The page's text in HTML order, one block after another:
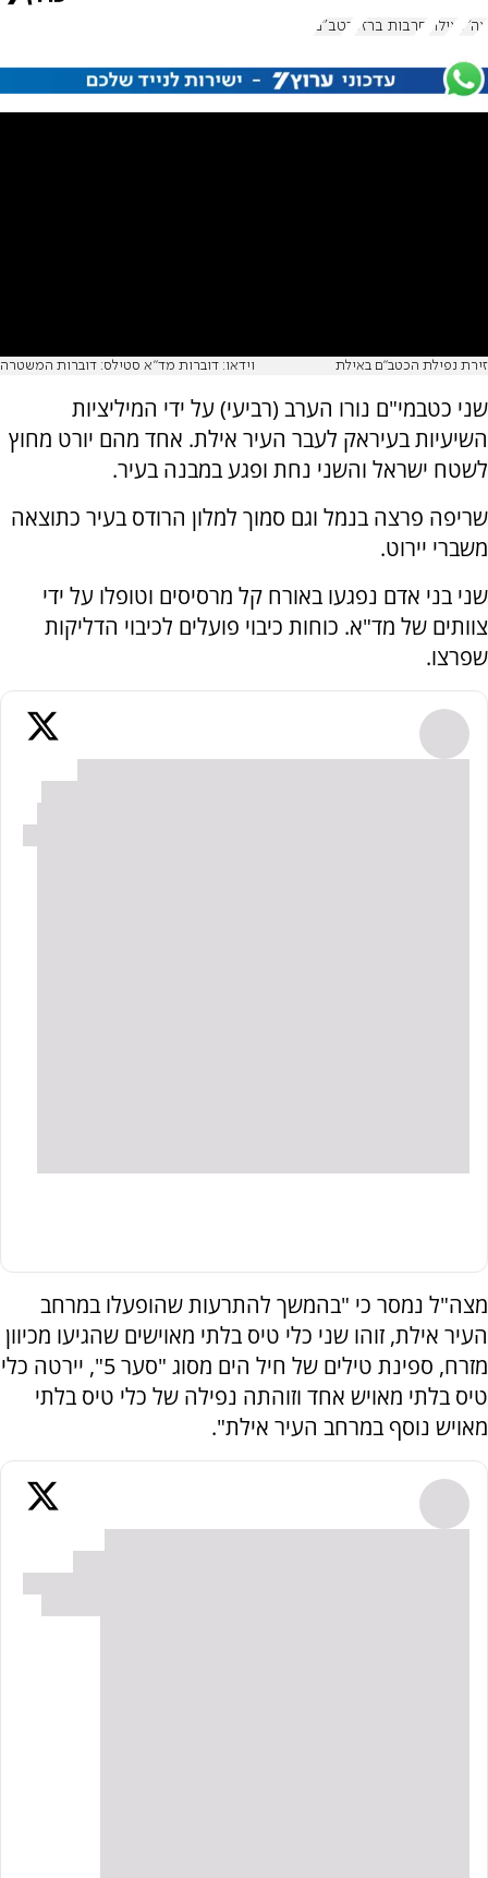
צה"ל אילת חרבות ברזל כטב"ם
זירת נפילת הכטב"ם באילת וידאו: דוברות מד"א סטילס: דוברות המשטרה
שני כטבמי"ם נורו הערב (רביעי) על ידי המיליציות
השיעיות בעיראק לעבר העיר אילת. אחד מהם יורט מחוץ
לשטח ישראל והשני נחת ופגע במבנה בעיר.
שריפה פרצה בנמל וגם סמוך למלון הרודס בעיר כתוצאה
משברי יירוט.
שני בני אדם נפגעו באורח קל מרסיסים וטופלו על ידי
צוותים של מד"א. כוחות כיבוי פועלים לכיבוי הדליקות
שפרצו.
מצה"ל נמסר כי "בהמשך להתרעות שהופעלו במרחב
העיר אילת, זוהו שני כלי טיס בלתי מאוישים שהגיעו מכיוון
מזרח, ספינת טילים של חיל הים מסוג "סער 5", יירטה כלי
טיס בלתי מאויש אחד וזוהתה נפילה של כלי טיס בלתי
מאויש נוסף במרחב העיר אילת".